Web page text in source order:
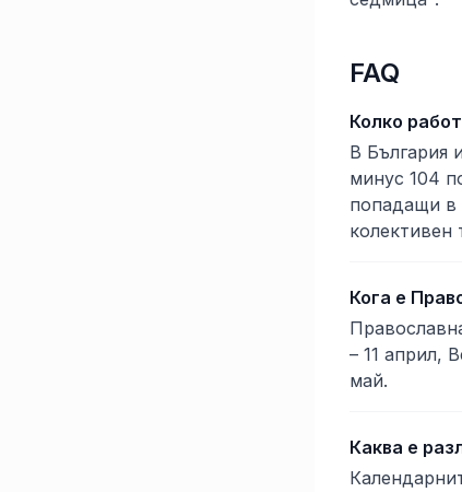
FAQ
Колко
В България
минус 104
попадащи в
колективен
Кога е
– 11 април,
май.
Каква е